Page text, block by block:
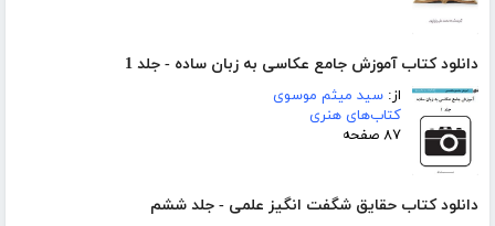
دانلود کتاب آموزش جامع عکاسی به زبان ساده - جلد 1
از: سید میثم موسوی
کتاب‌های هنری
۸۷ صفحه
دانلود کتاب حقایق شگفت انگیز علمی - جلد ششم